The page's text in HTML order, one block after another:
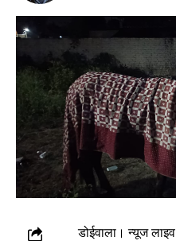
डोईवाला। न्यूज लाइव